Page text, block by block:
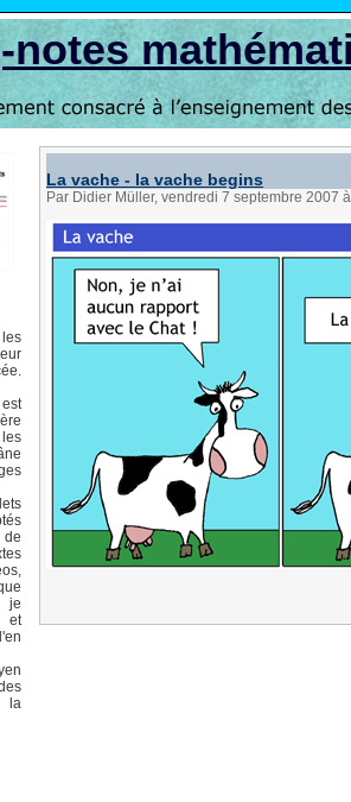
notes
de
je
et
la
La vache - la vache begins
Par Didier Müller, vendredi 7 septembre 2007